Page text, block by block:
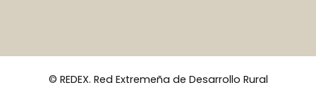
© REDEX. Red Extremeña de Desarrollo Rural